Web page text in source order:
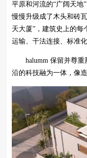
平原和河流的“广阔天地
慢慢升级成了木头和砖
天大厦”，建筑史上的
运输、干法连接、标准
halumm 保留并尊
沿的科技融为一体，像